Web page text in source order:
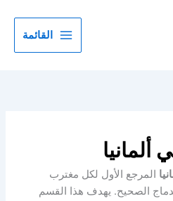
القائمة
ألمانيا
المرجع الأول لكل مغترب
الصحيح. يهدف هذا القسم